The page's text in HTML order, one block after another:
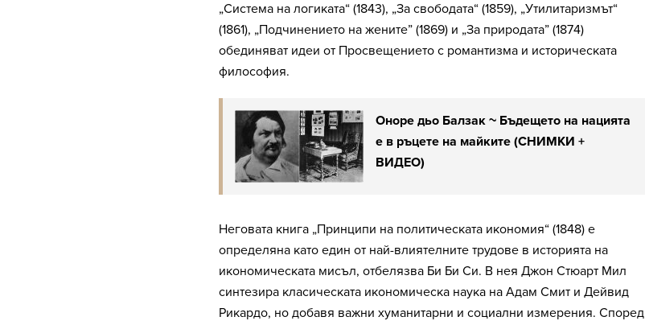
„Система на логиката“ (1843), „За свободата“ (1859), „Утилитаризмът“
(1861), „Подчинението на жените” (1869) и „За природата” (1874)
обединяват идеи от Просвещението с романтизма и историческата
философия.
Оноре дьо Балзак ~ Бъдещето на нацията
е в ръцете на майките (СНИМКИ +
ВИДЕО)
Неговата книга „Принципи на политическата икономия“ (1848) e
определяна като един от най-влиятелните трудове в историята на
икономическата мисъл, отбелязва Би Би Си. В нея Джон Стюарт Мил
синтезира класическата икономическа наука на Адам Смит и Дейвид
Рикардо, но добавя важни хуманитарни и социални измерения. Според